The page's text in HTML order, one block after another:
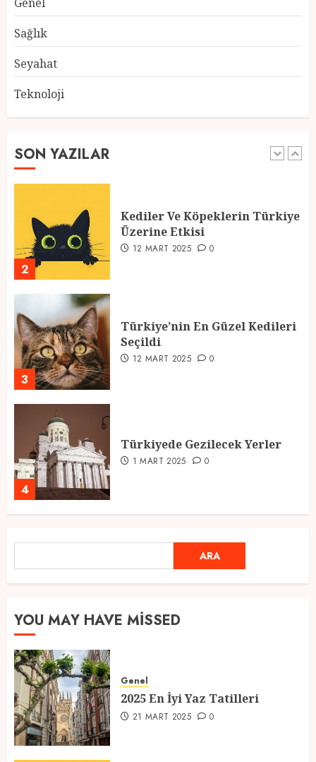
Sağlık
Seyahat
Teknoloji
SON YAZILAR
5
1
2025 En İyi Yaz Tatilleri
2
Kediler Ve Köpeklerin Türkiye
Üzerine Etkisi
12 MART 2025 0
3
Türkiye’nin En Güzel Kedileri
Seçildi
12 MART 2025 0
4
Türkiyede Gezilecek Yerler
1 MART 2025 0
Ramazan Ayı 2025: Manevi
Atmosfer ve Özel Hazırlıklar
1
21 MART 2025
ARA
YOU MAY HAVE MISSED
Genel
2025 En İyi Yaz Tatilleri
21 MART 2025 0